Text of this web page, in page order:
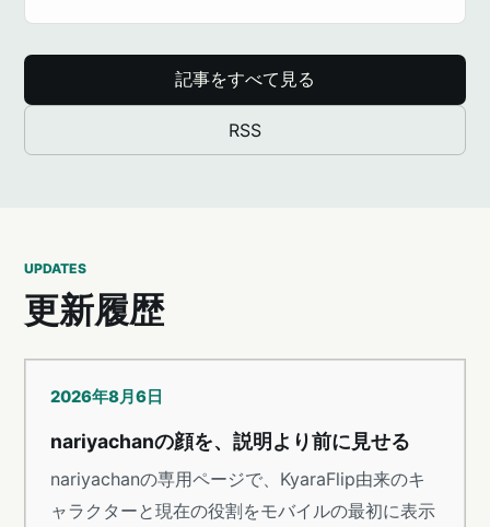
記事をすべて見る
RSS
UPDATES
更新履歴
2026年8月6日
nariyachanの顔を、説明より前に見せる
nariyachanの専用ページで、KyaraFlip由来のキ
ャラクターと現在の役割をモバイルの最初に表示